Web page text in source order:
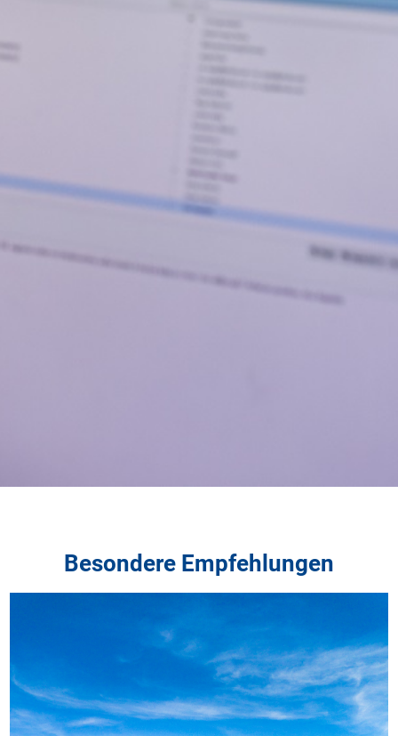
Besondere Empfehlungen